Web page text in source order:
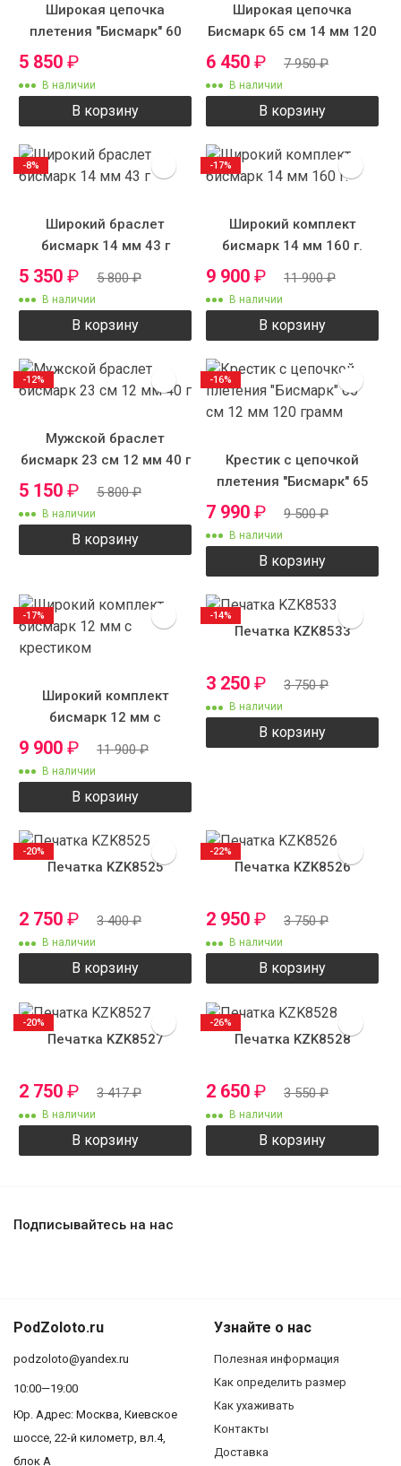
Широкая цепочка
плетения "Бисмарк" 60
см 12 мм 105 г.
5 850 ₽
В наличии
В корзину
Широкая цепочка
Бисмарк 65 см 14 мм 120
6 450 ₽ 7 950₽
В наличии
В корзину
Широкий браслет
бисмарк 14 мм 43 г
5 350 ₽ 5 800₽
В наличии
В корзину
-8%
Широкий комплект
бисмарк 14 мм 160 г.
9 900 ₽ 11 900₽
В наличии
В корзину
-17%
Мужской браслет
бисмарк 23 см 12 мм 40 г
5 150 ₽ 5 800₽
В наличии
В корзину
-12%
Крестик с цепочкой
плетения "Бисмарк" 65
см 12 мм 120 грамм
7 990 ₽ 9 500₽
В наличии
В корзину
-16%
Широкий комплект
бисмарк 12 мм с
крестиком
9 900 ₽ 11 900₽
В наличии
В корзину
-17%
Печатка KZK8533
3 250 ₽ 3 750₽
В наличии
В корзину
-14%
Печатка KZK8525
2 750 ₽ 3 400₽
В наличии
В корзину
-20%
Печатка KZK8526
2 950 ₽ 3 750₽
В наличии
В корзину
-22%
Печатка KZK8527
2 750 ₽ 3 417₽
В наличии
В корзину
-20%
Печатка KZK8528
2 650 ₽ 3 550₽
В наличии
В корзину
-26%
Подписывайтесь на нас
PodZoloto.ru
podzoloto@yandex.ru
10:00—19:00
Юр. Адреc: Москва, Киевское
шоссе, 22-й километр, вл.4,
блок А
Узнайте о нас
Полезная информация
Как определить размер
Как ухаживать
Контакты
Доставка